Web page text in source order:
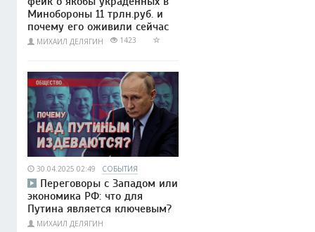
Минобороны 11 трлн.руб. и
почему его оживили сейчас
МИХАИЛ ДЕЛЯГИН 1423
30.04.2025 02:49 СОБЫТИЯ
Переговоры с Западом или
экономика РФ: что для
Путина является ключевым?
МИХАИЛ ДЕЛЯГИН